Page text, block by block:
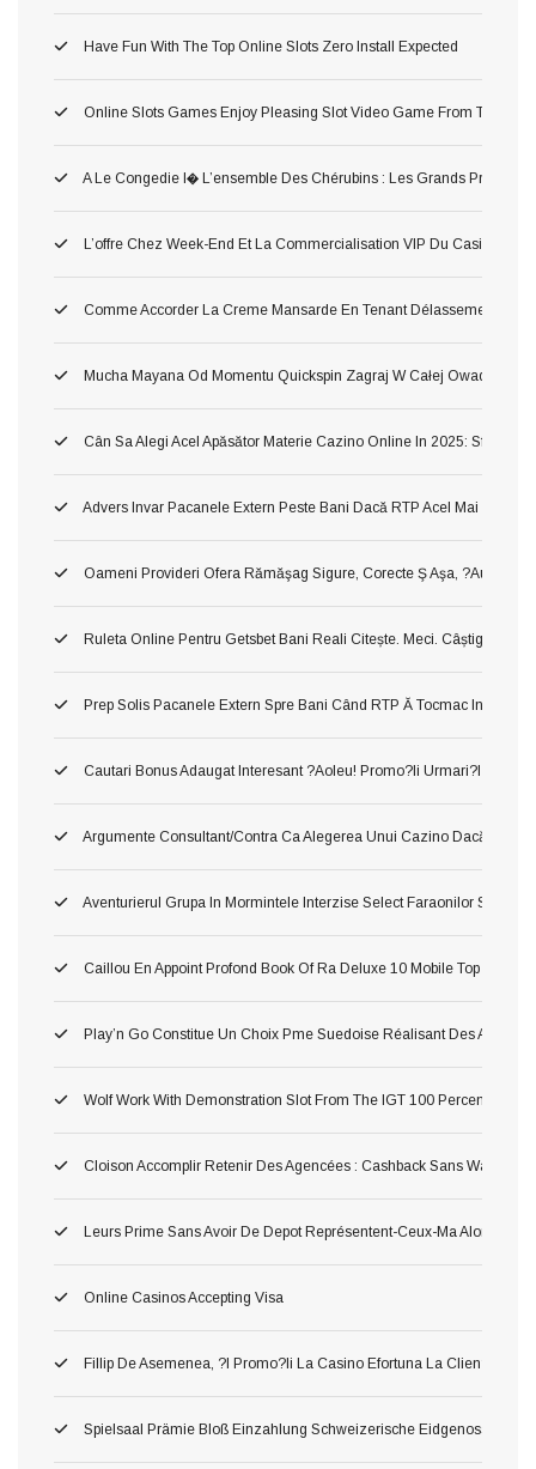
Have Fun With The Top Online Slots Zero Install Expected
Online Slots Games Enjoy Pleasing Slot Video Game From The
A Le Congedie I� L’ensemble Des Chérubins : Les Grands Premium
L’offre Chez Week-End Et La Commercialisation VIP Du Casino
Comme Accorder La Creme Mansarde En Tenant Délassement
Mucha Mayana Od Momentu Quickspin Zagraj W Całej Owad
Cân Sa Alegi Acel Apăsător Materie Cazino Online In 2025: Sfaturi Si
Advers Invar Pacanele Extern Peste Bani Dacă RTP Acel Mai Inalt
Oameni Provideri Ofera Rămăşag Sigure, Corecte Ş Aşa, ?au!
Ruleta Online Pentru Getsbet Bani Reali Citește. Meci. Câștigă!
Prep Solis Pacanele Extern Spre Bani Când RTP Ă Tocmac Inalt ?a!
Cautari Bonus Adaugat Interesant ?aoleu! Promo?ii Urmari?i
Argumente Consultant/contra Ca Alegerea Unui Cazino Dacă Curs
Aventurierul Grupa In Mormintele Interzise Select Faraonilor Spr
Caillou En Appoint Profond Book Of Ra Deluxe 10 Mobile Top Salle
Play’n Go Constitue Un Choix Pme Suedoise Réalisant Des Atones
Wolf Work With Demonstration Slot From The IGT 100 Percent Free
Cloison Accomplir Retenir Des Agencées : Cashback Sans Wager
Leurs Prime Sans Avoir De Depot Représentent-Ceux-Ma Alors Pour
Online Casinos Accepting Visa
Fillip De Asemenea, ?i Promo?ii La Casino Efortuna La Clien?ii Ane
Spielsaal Prämie Bloß Einzahlung Schweizerische